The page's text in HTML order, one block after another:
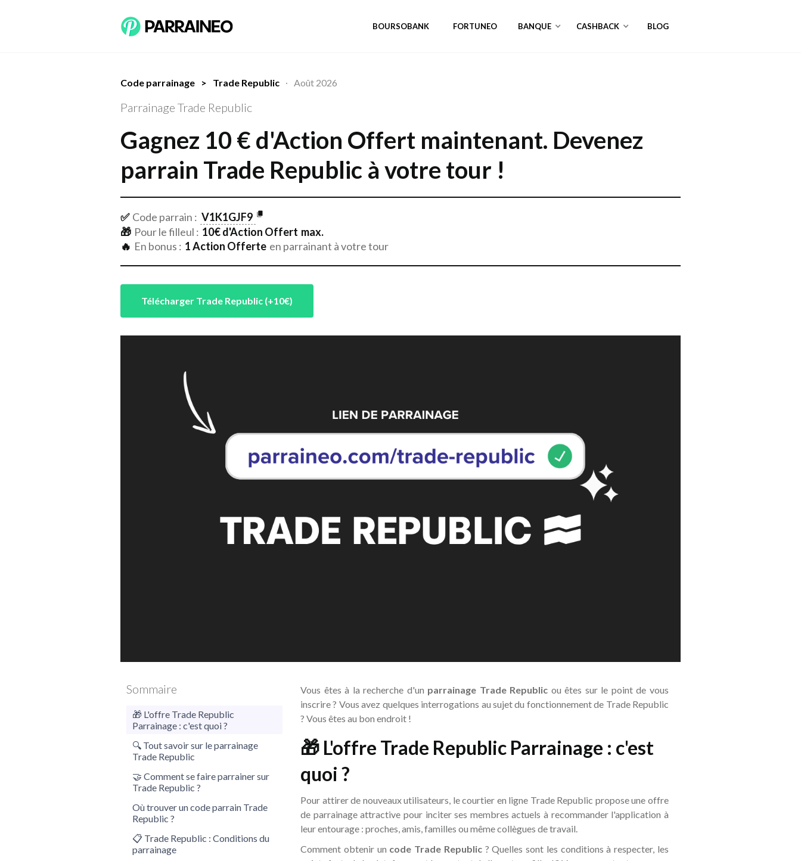
BOURSOBANK FORTUNEO BANQUE CASHBACK BLOG
Code parrainage > Trade Republic · Août 2026
Parrainage Trade Republic
Gagnez 10 € d'Action Offert maintenant. Devenez
parrain Trade Republic à votre tour !
✅ Code parrain : V1K1GJF9
🎁 Pour le filleul : 10€ d'Action Offert max.
🔥 En bonus : 1 Action Offerte en parrainant à votre tour
Télécharger Trade Republic (+10€)
Trade Republic
Sommaire
🎁 L'offre Trade Republic
Parrainage : c'est quoi ?
🔍 Tout savoir sur le parrainage
Trade Republic
🤝 Comment se faire parrainer sur
Trade Republic ?
Où trouver un code parrain Trade
Republic ?
📋 Trade Republic : Conditions du
parrainage
Vous êtes à la recherche d'un parrainage Trade Republic ou êtes sur le point de vous
inscrire ? Vous avez quelques interrogations au sujet du fonctionnement de Trade Republic
? Vous êtes au bon endroit !
🎁 L'offre Trade Republic Parrainage : c'est
quoi ?
Pour attirer de nouveaux utilisateurs, le courtier en ligne Trade Republic propose une offre
de parrainage attractive pour inciter ses membres actuels à recommander l'application à
leur entourage : proches, amis, familles ou même collègues de travail.
Comment obtenir un code Trade Republic? Quelles sont les conditions à respecter, les